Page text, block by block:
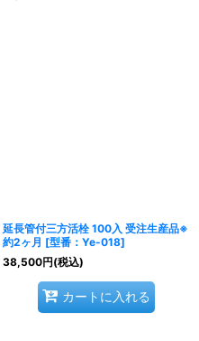
延長管付三方活栓 100入 受注生産品※
約2ヶ月 [型番：Ye-018]
38,500円(税込)
カートに入れる